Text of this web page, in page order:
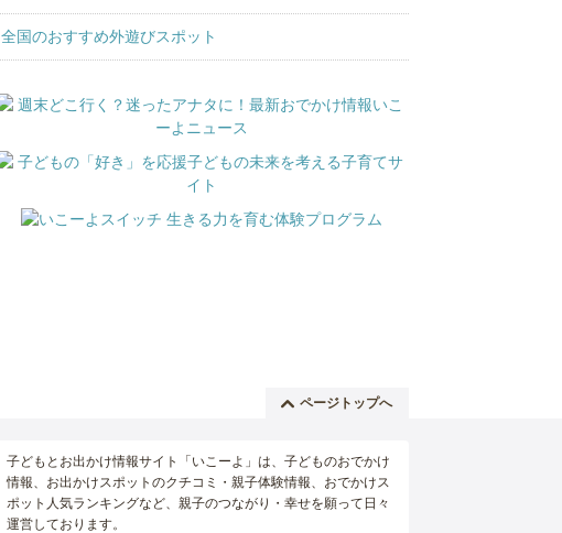
全国のおすすめ外遊びスポット
ページトップへ
子どもとお出かけ情報サイト「いこーよ」は、子どものおでかけ
情報、お出かけスポットのクチコミ・親子体験情報、おでかけス
ポット人気ランキングなど、親子のつながり・幸せを願って日々
運営しております。